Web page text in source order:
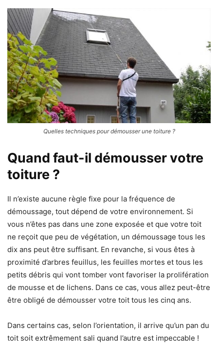
Quelles techniques pour démousser une toiture ?
Quand faut-il démousser votre
toiture ?
Il n’existe aucune règle fixe pour la fréquence de
démoussage, tout dépend de votre environnement. Si
vous n’êtes pas dans une zone exposée et que votre toit
ne reçoit que peu de végétation, un démoussage tous les
dix ans peut être suffisant. En revanche, si vous êtes à
proximité d’arbres feuillus, les feuilles mortes et tous les
petits débris qui vont tomber vont favoriser la prolifération
de mousse et de lichens. Dans ce cas, vous allez peut-être
être obligé de démousser votre toit tous les cinq ans.
Dans certains cas, selon l’orientation, il arrive qu’un pan du
toit soit extrêmement sali quand l’autre est impeccable !